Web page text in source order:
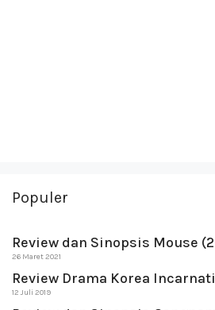
Populer
Review dan Sinopsis Mouse
26 Maret 2021
Review Drama Korea
12 Juli 2019